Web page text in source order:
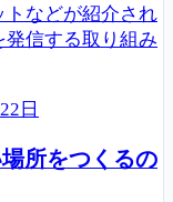
などが紹介され
信する取り組み
日
所をつくるの